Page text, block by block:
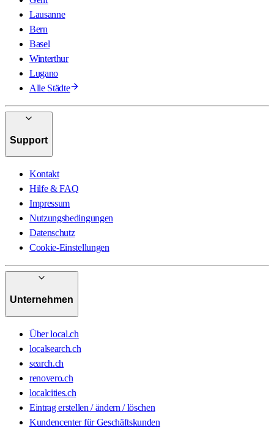
Lausanne
Bern
Basel
Winterthur
Lugano
Alle Städte
Support
Kontakt
Hilfe & FAQ
Impressum
Nutzungsbedingungen
Datenschutz
Cookie-Einstellungen
Unternehmen
Über local.ch
localsearch.ch
search.ch
renovero.ch
localcities.ch
Eintrag erstellen / ändern / löschen
Kundencenter für Geschäftskunden